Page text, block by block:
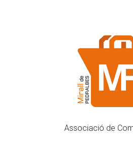
Associació de